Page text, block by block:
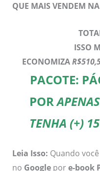
QUE MAIS VENDEM
ISSO
ECONOMIZA
PACOTE:
POR
TENHA (+)
Leia Isso: Quando
no Googlepore-book